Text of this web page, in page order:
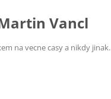
Vancl
na vecne casy a nikdy jinak.